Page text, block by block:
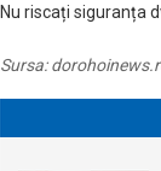
Nu riscați siguranța
Sursa: